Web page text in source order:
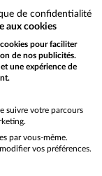
English site?
de confidentialité
aux cookies
pour faciliter
de nos publicités.
une expérience de
suivre votre parcours
par vous-même.
vos préférences.